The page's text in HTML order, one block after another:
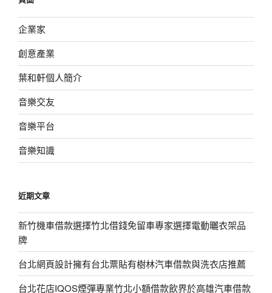
字:
企業家
創意產業
葉和軒個人簡介
音樂交友
音樂平台
音樂知識
近期文章
新竹機車借款選擇竹北借錢免留車專家選擇電動曬衣架品
牌
台北網頁設計擁有台北票貼有樹林汽車借款與洗衣店推薦
台北花店IQOS煙彈專業竹北小額借款飲界於高雄汽車借款